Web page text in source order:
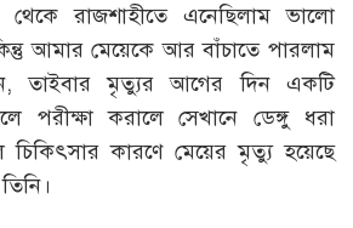
থেকে রাজশাহীতে এনেছিলাম ভালো
আমার মেয়েকে আর বাঁচাতে পারলাম
তাইবার মৃত্যুর আগের দিন একটি
পরীক্ষা করালে সেখানে ডেঙ্গু ধরা
কারণে মেয়ের মৃত্যু হয়েছে